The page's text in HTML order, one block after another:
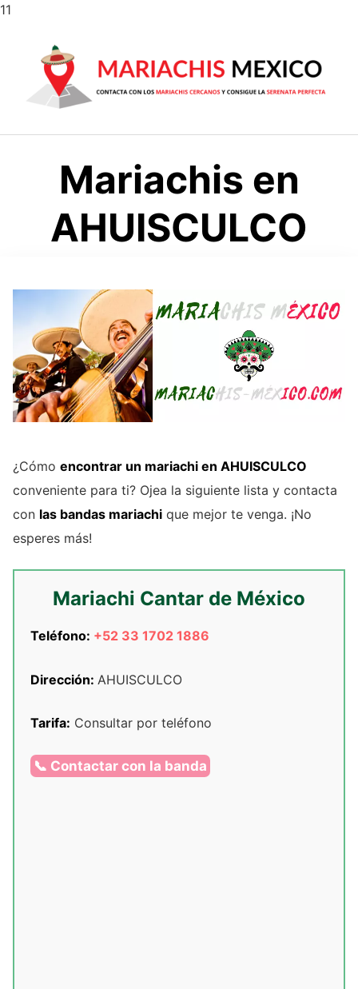
11
contenido
Mariachis en
AHUISCULCO
¿Cómo encontrar un mariachi en AHUISCULCO
conveniente para ti? Ojea la siguiente lista y contacta
con las bandas mariachi que mejor te venga. ¡No
esperes más!
Mariachi Cantar de México
Teléfono: +52 33 1702 1886
Dirección: AHUISCULCO
Tarifa: Consultar por teléfono
📞 Contactar con la banda